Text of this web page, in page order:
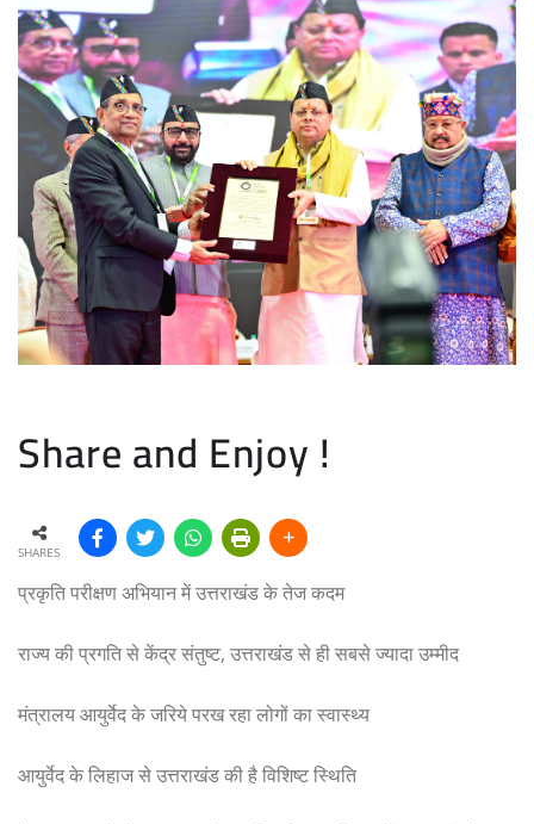
Share and Enjoy !
SHARES
प्रकृति परीक्षण अभियान में उत्तराखंड के तेज कदम
राज्य की प्रगति से केंद्र संतुष्ट, उत्तराखंड से ही सबसे ज्यादा उम्मीद
मंत्रालय आयुर्वेद के जरिये परख रहा लोगों का स्वास्थ्य
आयुर्वेद के लिहाज से उत्तराखंड की है विशिष्ट स्थिति